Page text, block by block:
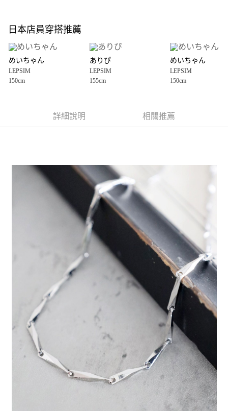
全盈+PAY
大哥付你分期
【大哥付你分期使用說明】
1.本服務由台灣大哥大提供，台灣大哥大用戶可立即使用無須另外申請。
2.付款方式選擇「大哥付你分期」，訂單成立後會自動跳轉到大哥付的交易
3.實際核准額度、可分期數及費用金額請依後續交易確認頁面所載為準。
4.訂單成立30分鐘內，如未前往確認交易或遇審核未通過，訂單將自動取
醒簡訊。
2.透過簡訊連結打開帳單後，可選擇「超商條碼／台灣大直營門市／銀行轉
帳／街口支付／iPASS MONEY」等通路繳費。
1.本服務係由「台灣大哥大股份有限公司」（以下簡稱本公司）所提供，讓
用戶於交易時，得透過本服務購買商品或服務，並由商店將買賣／分期付款
買賣價金債權讓與本公司後，依約使用本公司帳單繳交帳款。
2.基於同意付款使用「大哥付你分期」之契約關係目的，商店將以您的個人
資料（包含姓名、電話或地址）提供予台灣大哥大進項蒐集、處理及利用，
由本公司與您本人進行分期帳單所需資料之確認、核對及更正。
3.完整用戶服務條款，請詳閱以下連結：https://oppay.tw/userRule
AFTEE先享後付
１．於結帳方式選擇「AFTEE先享後付」後，將跳轉至「AFTEE先享後付」
結帳頁面，進行簡訊認證並確認金額後，即可完成結帳。
２．訂單成立數日內，您將收到繳費通知簡訊。
３．收到繳費通知簡訊後14天內，點擊此簡訊中的連結，可透過四大超商／
ATM／網路銀行／等多元方式進行付款，方視為交易完成。
※ 請注意：結帳手續完成當下不需立刻繳費，但若您需要取消訂單，請聯絡
購買商品的店家。未經商家同意取消之訂單仍視為有效，需透過AFTEE先享
※ 交易是否成功請以「AFTEE先享後付 」之結帳頁面顯示為準，若有關於
是否繳費成功／繳費後需取消欲退款等相關疑問，請聯繫「AFTEE先享後付
https://netprotections.freshdesk.com/support/home
１．透過由恩沛科技股份有限公司提供之「AFTEE先享後付」服務完成之交
易，需依本服務之必要範圍內提供個人資料，並將交易相關給付款項請求債
權轉讓予恩沛科技股份有限公司。
２．關於個人資料處理事宜，請瀏覽以下網址：
https://aftee.tw/terms/#terms3
３．未成年的使用者請事先徵得法定代理人或監護人之同意方可使用
「AFTEE先享後付」，若未經同意申辦者引起之損失，本公司不負相關責
４．使用「AFTEE先享後付」時，將依據個別帳號之用戶狀況，依本公司即
時審查核予不同之上限額度；若仍有額度不足之情形，本公司將視審查結果
請求用戶進行身份認證。
５．嚴禁一人註冊多個帳號或使用他人資訊註冊。若發現惡意使用之情形，
恩沛科技股份有限公司將有權停止該用戶之使用額度並採取法律行動。
每筆NT$80，滿NT$888(含以上)免運費
每筆NT$80，滿NT$1,500(含以上)免運費
每筆NT$80，滿NT$1,500(含以上)免運費
每筆NT$80，滿NT$1,500(含以上)免運費
日本店員穿搭推薦
めいちゃん
LEPSIM
150cm
ありぴ
LEPSIM
155cm
めいちゃん
LEPSIM
150cm
詳細說明 相關推薦